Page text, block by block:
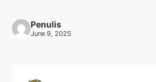
Penulis
June 9, 2025